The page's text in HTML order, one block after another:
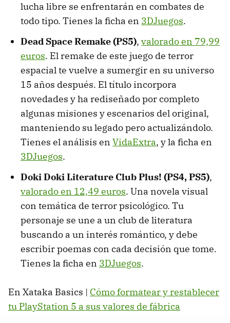
lucha libre se enfrentarán en combates de
todo tipo. Tienes la ficha en 3DJuegos.
Dead Space Remake (PS5), valorado en 79,99
euros. El remake de este juego de terror
espacial te vuelve a sumergir en su universo
15 años después. El título incorpora
novedades y ha rediseñado por completo
algunas misiones y escenarios del original,
manteniendo su legado pero actualizándolo.
Tienes el análisis en VidaExtra, y la ficha en
3DJuegos.
Doki Doki Literature Club Plus! (PS4, PS5),
valorado en 12,49 euros. Una novela visual
con temática de terror psicológico. Tu
personaje se une a un club de literatura
buscando a un interés romántico, y debe
escribir poemas con cada decisión que tome.
Tienes la ficha en 3DJuegos.
En Xataka Basics | Cómo formatear y restablecer
tu PlayStation 5 a sus valores de fábrica